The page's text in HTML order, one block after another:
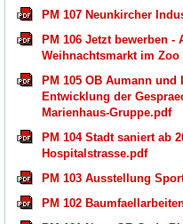
PM 107 Neunkircher
PM 106 Jetzt bewerben -
Weihnachtsmarkt im Zoo
PM 105 OB Aumann und
Entwicklung der
Marienhaus-Gruppe.pdf
PM 104 Stadt saniert ab
Hospitalstrasse.pdf
PM 103 Ausstellung
PM 102